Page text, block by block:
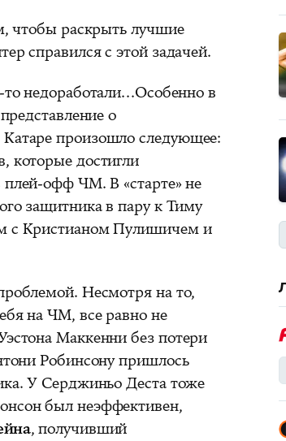
чтобы раскрыть лучшие
справился с этой задачей.
недоработали...Особенно в
о
произошло следующее:
которые достигли
офф ЧМ. В «старте» не
защитника в пару к Тиму
с Кристианом Пулишичем и
Несмотря на то,
на ЧМ, все равно не
Маккенни без потери
Робинсону пришлось
У Серджиньо Деста тоже
был неэффективен,
, получивший